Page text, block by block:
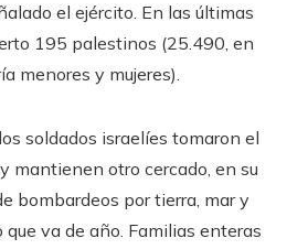
el ejército. En las últimas
195 palestinos (25.490, en
menores y mujeres).
soldados israelíes tomaron el
mantienen otro cercado, en su
bombardeos por tierra, mar y
que va de año. Familias enteras